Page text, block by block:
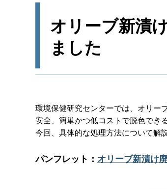
オリーブ新漬
ました
環境保健研究センターでは、オリー
安全、簡単かつ低コストで脱色でき
今回、具体的な処理方法について解
パンフレット： オリーブ新漬け